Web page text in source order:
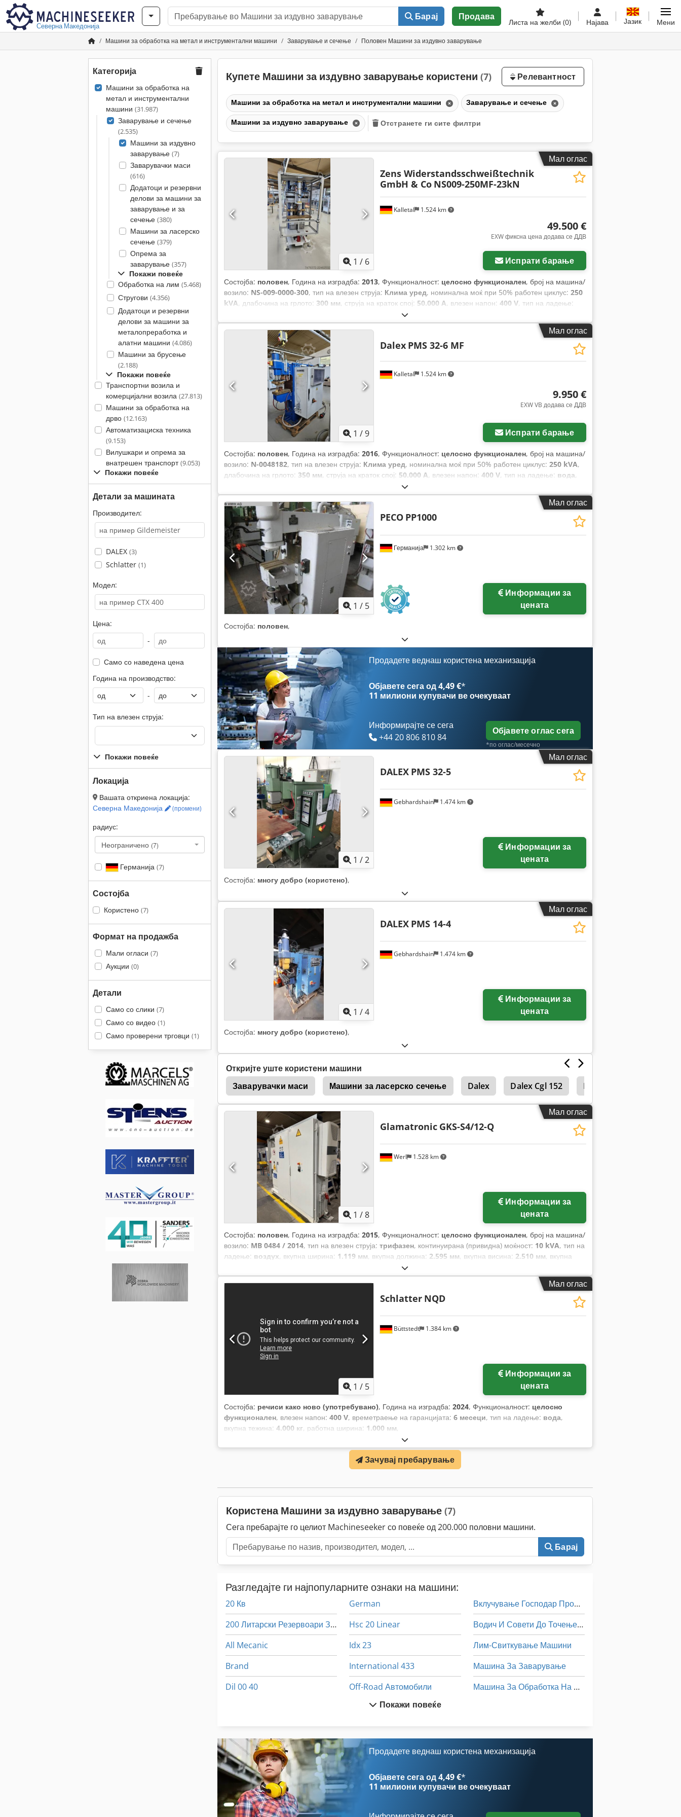
Северна Македонија
Барај Продава
Листа на желби (0) Најава Јазик Мени
Машини за обработка на метал и инструментални машини Заварување и сечење Половен Машини за издувно заварување
Категорија
Машини за обработка на
метал и инструментални
машини (31.987)
Заварување и сечење
(2.535)
Машини за издувно
заварување (7)
Заварувачки маси
(616)
Додатоци и резервни
делови за машини за
заварување и за
сечење (380)
Машини за ласерско
сечење (379)
Опрема за
заварување (357)
Покажи повеќе
Обработка на лим (5.468)
Стругови (4.356)
Додатоци и резервни
делови за машини за
металопреработка и
алатни машини (4.086)
Машини за брусење
(2.188)
Покажи повеќе
Транспортни возила и
комерцијални возила (27.813)
Машини за обработка на
дрво (12.163)
Автоматизациска техника
(9.153)
Вилушкари и опрема за
внатрешен транспорт(9.053)
Покажи повеќе
Детали за машината
Производител:
DALEX (3)
Schlatter (1)
Модел:
Цена:
-
Само со наведена цена
Година на производство:
-
Тип на влезен струја:
Покажи повеќе
Локација
Вашата откриена локација:
Северна Македонија
(промени)
радиус:
Неограничено (7)
Германија (7)
Состојба
Користено (7)
Формат на продажба
Мали огласи (7)
Аукции (0)
Детали
Само со слики (7)
Само со видео (1)
Само проверени трговци (1)
Купете Машини за издувно заварување користени (7) Релевантност
Машини за обработка на метал и инструментални машини Заварување и сечење
Машини за издувно заварување Отстранете ги сите филтри
Мал оглас
1 / 6
Kalletal 1.524 km
Zens Widerstandsschweißtechnik
GmbH & Co NS009-250MF-23kN
49.500 €
EXW фиксна цена додава се ДДВ
Испрати барање
Состојба: половен, Година на изградба: 2013, Функционалност: целосно функционален, број на машина/
возило: NS-009-0000-300, тип на влезен струја: Клима уред, номинална моќ при 50% работен циклус: 250
kVA, длабочина на грлото: 300 мм, струја на краток спој: 50.000 A, влезен напон: 400 V, тип на ладење:
1.000 мм
кг, напон на отворен круг:22 V,
Мал оглас
1 /9
Kalletal 1.524 km
Dalex PMS 32-6 MF
9.950 €
EXW VB додава се ДДВ
Испрати барање
Состојба: половен, Година на изградба: 2016, Функционалност: целосно функционален, број на машина/
возило: N-0048182, тип на влезен струја: Клима уред, номинална моќ при 50% работен циклус: 250 kVA,
длабочина на грлото: 350 мм, струја на краток спој: 50.000 A, влезен напон: 400 V, тип на ладење: вода,
, вкупна висина:
напон на отворен круг:12 V,
Мал оглас
1 / 5
Германија 1.302 km
PECO PP1000
цената
Состојба: половен,
Продадете веднаш користена механизација
Објавете сега од 4,49 €*
11 милиони купувачи ве очекуваат
Информирајте се сега
+44 20 806 810 84
Објавете оглас сега
*по оглас/месечно
Мал оглас
Побарајте повеќе
1 /2
Gebhardshain 1.474 km
DALEX PMS 32-5
цената
Состојба: многу добро (користено),
Мал оглас
1 /4
Gebhardshain 1.474 km
DALEX PMS 14-4
цената
Состојба: многу добро (користено),
Откријте уште користени машини
Заварувачки маси
Машини за ласерско сечење Dalex Dalex Cgl 152 Dalex Cgl 222
Zett Хаос Технологија Gmbh
Мал оглас
1 /8
Werl 1.528 km
Glamatronic GKS-S4/12-Q
цената
Состојба: половен, Година на изградба: 2015, Функционалност: целосно функционален, број на машина/
возило: MB 0484 / 2014, тип на влезен струја: трифазен, континуирана (привидна) моќност: 10 kVA, тип на
ладење: воздух, вкупна ширина: 1.119 мм, вкупна должина: 2.595 мм, вкупна висина: 2.510 мм, вкупна
Мал оглас
1 / 5
Büttstedt 1.384 km
Schlatter NQD
цената
Состојба: речиси како ново (употребувано), Година на изградба: 2024, Функционалност: целосно
функционален, влезен напон: 400 V, времетраење на гаранцијата: 6 месеци, тип на ладење: вода,
вкупна тежина: 4.000 кг, работна ширина: 1.000 мм,
Зачувај пребарување
Користена Машини за издувно заварување (7)
Сега пребарајте го целиот Machineseeker со повеќе од 200.000 половни машини.
Барај
Разгледајте ги најпопуларните ознаки на машини:
20 Кв
200 Литарски Резервоари За Садови
All Mecanic
Brand
Dil 00 40
Ex Прес Центар
Fngj 20
German
Hsc 20 Linear
Idx 23
International 433
Off-Road Автомобили
Stavostroj Vp 200
Tur 560
Вклучување Господар Профит 2
Водич И Совети До Точење Од 500 Мм Вретено
Лим-Свиткување Машини
Машина За Заварување
Машина За Обработка На Лим
Покажи повеќе
Продадете веднаш користена механизација
Објавете сега од 4,49 €*
11 милиони купувачи ве очекуваат